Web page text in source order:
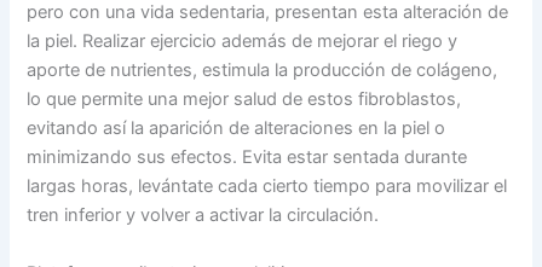
pero con una vida sedentaria, presentan esta alteración de
la piel. Realizar ejercicio además de mejorar el riego y
aporte de nutrientes, estimula la producción de colágeno,
lo que permite una mejor salud de estos fibroblastos,
evitando así la aparición de alteraciones en la piel o
minimizando sus efectos. Evita estar sentada durante
largas horas, levántate cada cierto tiempo para movilizar el
tren inferior y volver a activar la circulación.